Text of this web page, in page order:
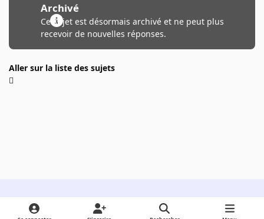
Archivé
Ce sujet est désormais archivé et ne peut plus
recevoir de nouvelles réponses.
Aller sur la liste des sujets
Light ModeDark ModeSystem Preference